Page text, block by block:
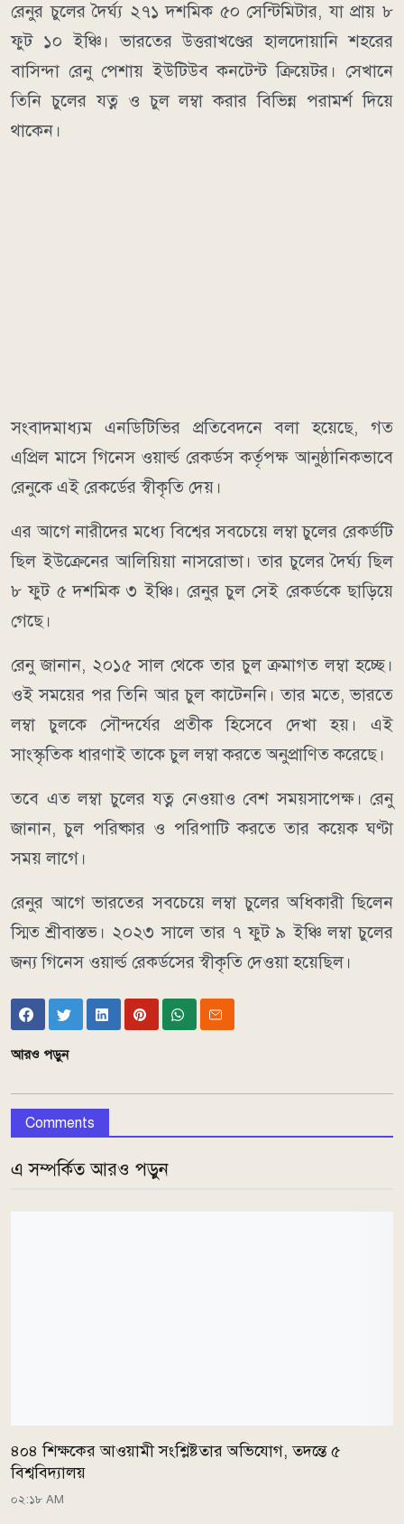
রেনুর চুলের দৈর্ঘ্য ২৭১ দশমিক ৫০ সেন্টিমিটার, যা প্রায় ৮
ফুট ১০ ইঞ্চি। ভারতের উত্তরাখণ্ডের হালদোয়ানি শহরের
বাসিন্দা রেনু পেশায় ইউটিউব কনটেন্ট ক্রিয়েটর। সেখানে
তিনি চুলের যত্ন ও চুল লম্বা করার বিভিন্ন পরামর্শ দিয়ে
থাকেন।
সংবাদমাধ্যম এনডিটিভির প্রতিবেদনে বলা হয়েছে, গত
এপ্রিল মাসে গিনেস ওয়ার্ল্ড রেকর্ডস কর্তৃপক্ষ আনুষ্ঠানিকভাবে
রেনুকে এই রেকর্ডের স্বীকৃতি দেয়।
এর আগে নারীদের মধ্যে বিশ্বের সবচেয়ে লম্বা চুলের রেকর্ডটি
ছিল ইউক্রেনের আলিয়িয়া নাসরোভা। তার চুলের দৈর্ঘ্য ছিল
৮ ফুট ৫ দশমিক ৩ ইঞ্চি। রেনুর চুল সেই রেকর্ডকে ছাড়িয়ে
গেছে।
রেনু জানান, ২০১৫ সাল থেকে তার চুল ক্রমাগত লম্বা হচ্ছে।
ওই সময়ের পর তিনি আর চুল কাটেননি। তার মতে, ভারতে
লম্বা চুলকে সৌন্দর্যের প্রতীক হিসেবে দেখা হয়। এই
সাংস্কৃতিক ধারণাই তাকে চুল লম্বা করতে অনুপ্রাণিত করেছে।
তবে এত লম্বা চুলের যত্ন নেওয়াও বেশ সময়সাপেক্ষ। রেনু
জানান, চুল পরিষ্কার ও পরিপাটি করতে তার কয়েক ঘণ্টা
সময় লাগে।
রেনুর আগে ভারতের সবচেয়ে লম্বা চুলের অধিকারী ছিলেন
স্মিত শ্রীবাস্তভ। ২০২৩ সালে তার ৭ ফুট ৯ ইঞ্চি লম্বা চুলের
জন্য গিনেস ওয়ার্ল্ড রেকর্ডসের স্বীকৃতি দেওয়া হয়েছিল।
আরও পড়ুন
Comments
এ সম্পর্কিত আরও পড়ুন
৪০৪ শিক্ষকের আওয়ামী সংশ্লিষ্টতার অভিযোগ, তদন্তে ৫
বিশ্ববিদ্যালয়
০২:১৮ AM